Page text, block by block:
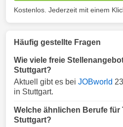
Kostenlos. Jederzeit mit einem
Häufig gestellte Fragen
Wie viele freie
Stuttgart?
Aktuell gibt es bei JOBworld
in Stuttgart.
Welche ähnlichen Berufe für
Stuttgart?